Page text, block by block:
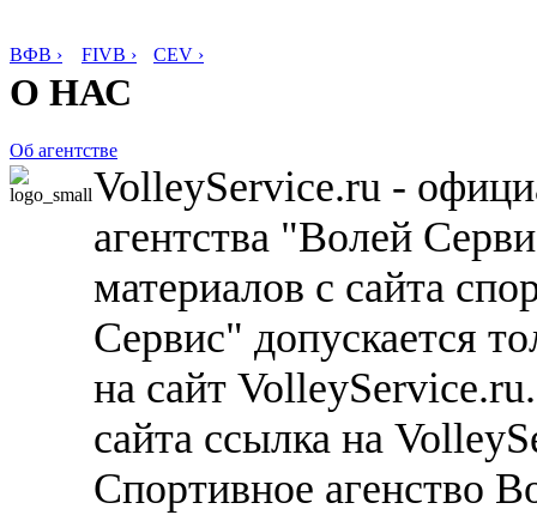
ВФВ › FIVB › CEV ›
О НАС
Об агентстве
VolleyService.ru -
агентства "Волей
материалов с сайта
Сервис" допускается
на сайт
сайта ссылка на
Спортивное агенство